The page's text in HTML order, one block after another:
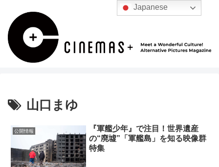
山口まゆ
公開情報
『軍艦少年』で注目！世界遺産
の“廃墟”「軍艦島」を知る映像群
特集
Japanese